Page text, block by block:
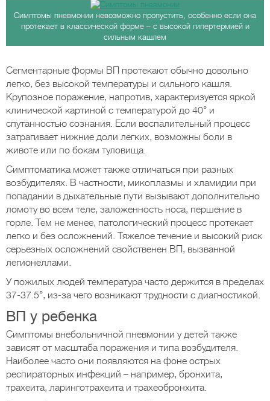
Симптомы пневмонии невозможно пропустить, особенно если она
протекает в классической форме – с высокой гипертермией и
сильным кашлем
Сегментарные формы ВП протекают обычно довольно
легко, без высокой температуры и сильного кашля.
Крупозное поражение, напротив, характеризуется яркой
клинической картиной с температурой до 40° и
спутанностью сознания. Если воспалительный процесс
затрагивает нижние доли легких, возможны боли в
животе или по бокам туловища.
Симптоматика может также отличаться при разных
возбудителях. В частности, микоплазмы и хламидии при
попадании в дыхательные пути вызывают дополнительно
ломоту во всем теле, заложенность носа, першение в
горле. Тем не менее, патологический процесс протекает
легко и без осложнений. Тяжелое течение и высокий риск
серьезных осложнений свойственен ВП, вызванной
легионеллами.
У пожилых людей температура часто держится в пределах
37-37.5°, из-за чего возникают трудности с диагностикой.
ВП у ребенка
Симптомы внебольничной пневмонии у детей также
зависят от масштаба поражения и типа возбудителя.
Наиболее часто они появляются на фоне острых
респираторных инфекций – например, бронхита,
трахеита, ларинготрахеита и трахеобронхита.